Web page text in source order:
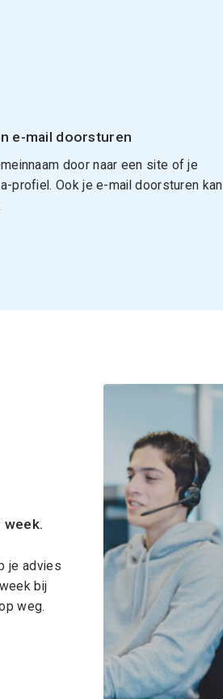
e-mail doorsturen
door naar een site of je
profiel. Ook je e-mail doorsturen kan
week.
je advies
bij
weg.